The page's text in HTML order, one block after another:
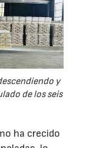
y
de los seis
ha crecido